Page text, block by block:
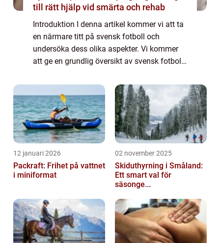
till rätt hjälp vid smärta och rehab
Introduktion I denna artikel kommer vi att ta
en närmare titt på svensk fotboll och
undersöka dess olika aspekter. Vi kommer
att ge en grundlig översikt av svensk fotboll,
erbjuda kvantitativa mätningar om...
12 januari 2026
Packraft: Frihet på vattnet
i miniformat
02 november 2025
Skiduthyrning i Småland:
Ett smart val för
säsonge...